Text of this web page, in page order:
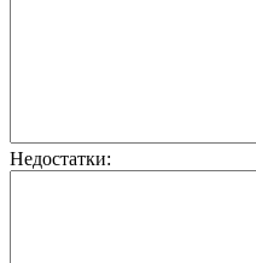
Недостатки: